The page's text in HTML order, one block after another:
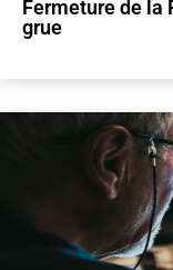
Fermeture de la
grue